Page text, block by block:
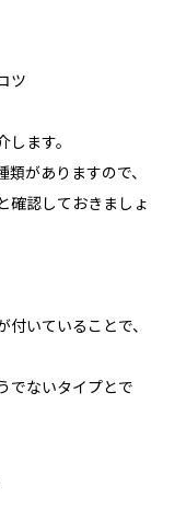
ツ
ます。
がありますので、
確認しておきましょ
いていることで、
でないタイプとで